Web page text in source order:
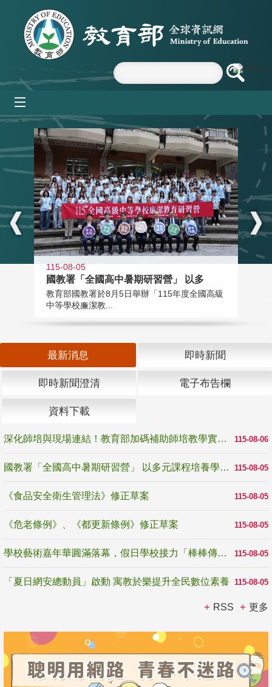
跳到主要內容區塊
:::
115-08-05
國教署「全國高中暑期研習營」 以多
教育部國教署於8月5日舉辦「115年度全國高級
中等學校廉潔教...
最新消息 即時新聞
即時新聞澄清 電子布告欄
資料下載
115-08-06
深化師培與現場連結！教育部加碼補助師培教學實踐研究 10月師培國際研討會交流教學實踐經驗
115-08-05
國教署「全國高中暑期研習營」 以多元課程培養學生瞭解誠信專業與倫理價值
115-08-05
《食品安全衛生管理法》修正草案
115-08-05
《危老條例》、《都更新條例》修正草案
115-08-05
學校藝術嘉年華圓滿落幕，假日學校接力「棒棒傳美感」
115-08-05
「夏日網安總動員」啟動 寓教於樂提升全民數位素養
RSS 更多